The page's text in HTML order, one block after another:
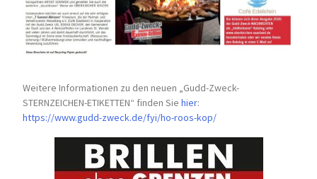
Weitere Informationen zu den neuen „Gudd-Zweck-
STERNZEICHEN-ETIKETTEN“ finden Siehier:
https://www.gudd-zweck.de/fyi/ho-roos-kop/